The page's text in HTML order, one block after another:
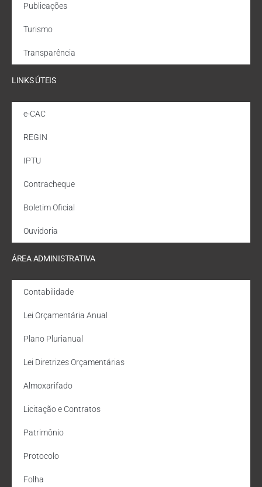
Publicações
Turismo
Transparência
LINKS ÚTEIS
e-CAC
REGIN
IPTU
Contracheque
Boletim Oficial
Ouvidoria
ÁREA ADMINISTRATIVA
Contabilidade
Lei Orçamentária Anual
Plano Plurianual
Lei Diretrizes Orçamentárias
Almoxarifado
Licitação e Contratos
Patrimônio
Protocolo
Folha